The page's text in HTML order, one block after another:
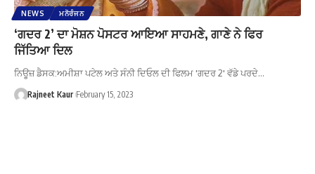
NEWS ਮਨੋਰੰਜਨ
‘ਗਦਰ 2’ ਦਾ ਮੋਸ਼ਨ ਪੋਸਟਰ ਆਇਆ ਸਾਹਮਣੇ, ਗਾਣੇ ਨੇ ਫਿਰ
ਜਿੱਤਿਆ ਦਿਲ
ਨਿਊਜ਼ ਡੈਸਕ:ਅਮੀਸ਼ਾ ਪਟੇਲ ਅਤੇ ਸੰਨੀ ਦਿਓਲ ਦੀ ਫਿਲਮ 'ਗਦਰ 2' ਵੱਡੇ ਪਰਦੇ…
Rajneet Kaur February 15, 2023